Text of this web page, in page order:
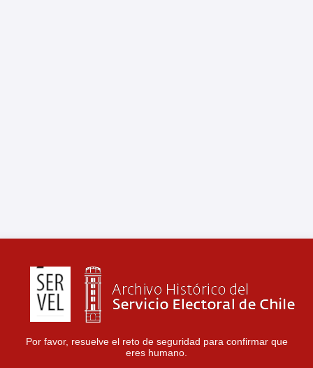
Por favor, resuelve el reto de seguridad para confirmar que
eres humano.